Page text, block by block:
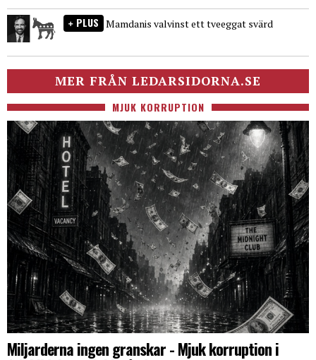
PLUS Mamdanis valvinst ett tveeggat svärd
MER FRÅN LEDARSIDORNA.SE
MJUK KORRUPTION
Miljarderna ingen granskar - Mjuk korruption i